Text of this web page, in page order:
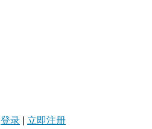
登录 立即注册